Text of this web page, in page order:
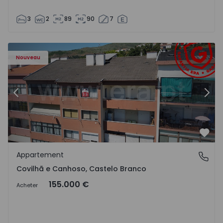
3 2 89 90 7
Nouveau
- 18
Appartement T2 Covilhã, Covilhã e Canhoso - 1497806 -
Précédent
Covilhã e Canhoso, Castelo Branco
Appartement
Covilhã e Canhoso, Castelo Branco
Acheter 155.000 €